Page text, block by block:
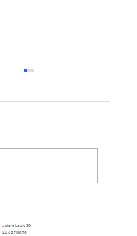
Viale Lazio 20
20135 Milano